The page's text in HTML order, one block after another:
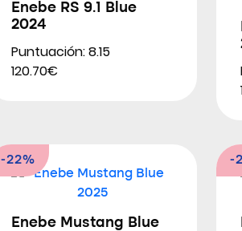
Enebe RS 9.1 Blue
2024
Puntuación: 8.15
120.70€
-22%
Enebe Mustang Blue
-